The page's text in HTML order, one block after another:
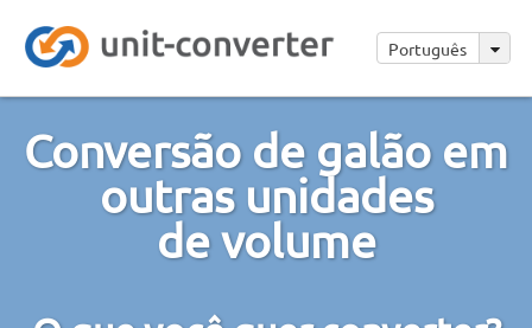
Português
Conversão de galão em
outras unidades
de volume